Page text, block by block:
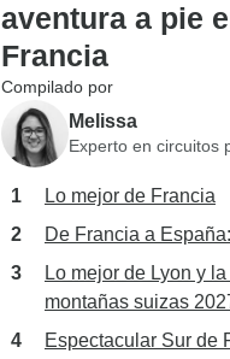
aventura a pie
Francia
Compilado por
Melissa
Experto en circuitos
Lo mejor de Francia
De Francia a
Lo mejor de Lyon y
montañas suizas
destinations)
Espectacular Sur de